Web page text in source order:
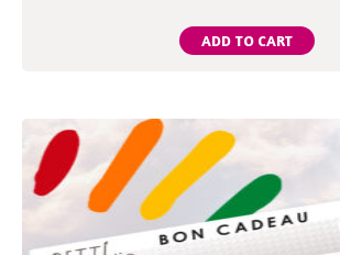
ADD TO CART